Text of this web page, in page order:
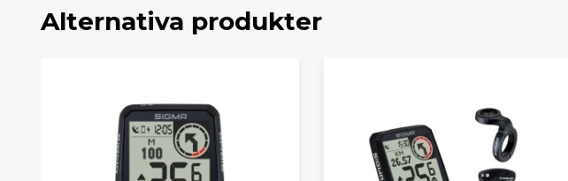
Alternativa produkter